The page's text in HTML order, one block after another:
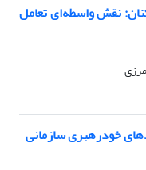
نقش واسطه‌ای تعامل
خودرهبری سازمانی